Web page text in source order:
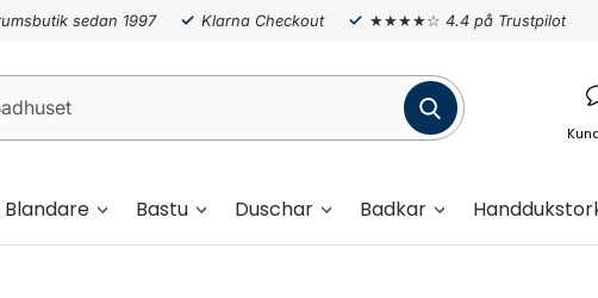
sedan 1997 Klarna Checkout ★★★★☆ 4.4 på Trustpilot
Blandare Bastu Duschar Badkar